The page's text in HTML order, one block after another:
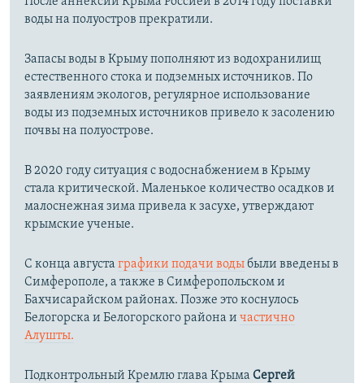
воды на полуостров прекратили.
Запасы воды в Крыму пополняют из водохранилищ
естественного стока и подземных источников. По
заявлениям экологов, регулярное использование
воды из подземных источников привело к засолению
почвы на полуострове.
В 2020 году ситуация с водоснабжением в Крыму
стала критической. Маленькое количество осадков и
малоснежная зима привела к засухе, утверждают
крымские ученые.
С конца августа графики подачи водыбыли введены в
Симферополе, а также в Симферопольском и
Бахчисарайском районах. Позже это коснулось
Белогорска и Белогорского района и частично
Алушты.
Подконтрольный Кремлю глава Крыма Сергей